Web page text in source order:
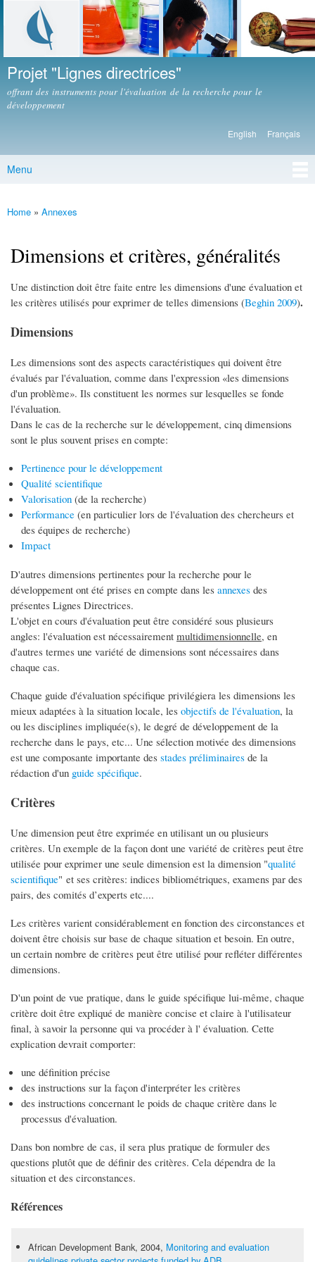
Skip to
main
content
Projet "Lignes directrices"
offrant des instruments pour l'évaluation de la recherche pour le
développement
English Français
Main menu
Menu
You are here
Home » Annexes
Dimensions et critères, généralités
Une distinction doit être faite entre les dimensions d'une évaluation et
les critères utilisés pour exprimer de telles dimensions (Beghin 2009).
Dimensions
Les dimensions sont des aspects caractéristiques qui doivent être
évalués par l'évaluation, comme dans l'expression «les dimensions
d'un problème». Ils constituent les normes sur lesquelles se fonde
l'évaluation.
Dans le cas de la recherche sur le développement, cinq dimensions
sont le plus souvent prises en compte:
Pertinence pour le développement
Qualité scientifique
Valorisation (de la recherche)
Performance (en particulier lors de l'évaluation des chercheurs et
des équipes de recherche)
Impact
D'autres dimensions pertinentes pour la recherche pour le
développement ont été prises en compte dans les annexes des
présentes Lignes Directrices.
L'objet en cours d'évaluation peut être considéré sous plusieurs
angles: l'évaluation est nécessairement multidimensionnelle, en
d'autres termes une variété de dimensions sont nécessaires dans
chaque cas.
Chaque guide d'évaluation spécifique privilégiera les dimensions les
mieux adaptées à la situation locale, les objectifs de l'évaluation, la
ou les disciplines impliquée(s), le degré de développement de la
recherche dans le pays, etc... Une sélection motivée des dimensions
est une composante importante des stades préliminaires de la
rédaction d'un guide spécifique.
Critères
Une dimension peut être exprimée en utilisant un ou plusieurs
critères. Un exemple de la façon dont une variété de critères peut être
utilisée pour exprimer une seule dimension est la dimension "qualité
scientifique" et ses critères: indices bibliométriques, examens par des
pairs, des comités d’experts etc....
Les critères varient considérablement en fonction des circonstances et
doivent être choisis sur base de chaque situation et besoin. En outre,
un certain nombre de critères peut être utilisé pour refléter différentes
dimensions.
D'un point de vue pratique, dans le guide spécifique lui-même, chaque
critère doit être expliqué de manière concise et claire à l'utilisateur
final, à savoir la personne qui va procéder à l' évaluation. Cette
explication devrait comporter:
une définition précise
des instructions sur la façon d'interpréter les critères
des instructions concernant le poids de chaque critère dans le
processus d'évaluation.
Dans bon nombre de cas, il sera plus pratique de formuler des
questions plutôt que de définir des critères. Cela dépendra de la
situation et des circonstances.
Références
African Development Bank, 2004, Monitoring and evaluation